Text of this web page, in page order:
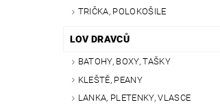
TRIČKA, POLOKOŠILE
LOV DRAVCŮ
BATOHY, BOXY, TAŠKY
KLEŠTĚ, PEANY
LANKA, PLETENKY, VLASCE